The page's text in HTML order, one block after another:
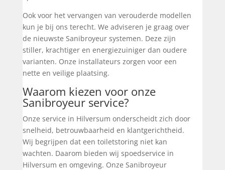
Ook voor het vervangen van verouderde modellen
kun je bij ons terecht. We adviseren je graag over
de nieuwste Sanibroyeur systemen. Deze zijn
stiller, krachtiger en energiezuiniger dan oudere
varianten. Onze installateurs zorgen voor een
nette en veilige plaatsing.
Waarom kiezen voor onze
Sanibroyeur service?
Onze service in Hilversum onderscheidt zich door
snelheid, betrouwbaarheid en klantgerichtheid.
Wij begrijpen dat een toiletstoring niet kan
wachten. Daarom bieden wij spoedservice in
Hilversum en omgeving. Onze Sanibroyeur